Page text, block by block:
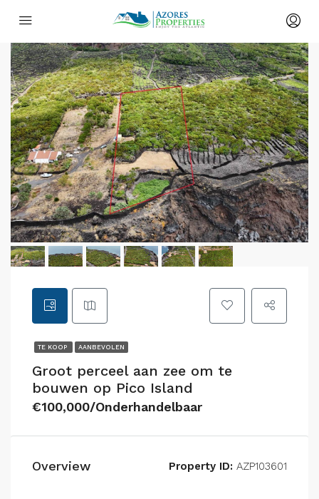
TE KOOP AANBEVOLEN
Groot perceel aan zee om te
bouwen op Pico Island
€100,000/Onderhandelbaar
Overview Property ID: AZP103601